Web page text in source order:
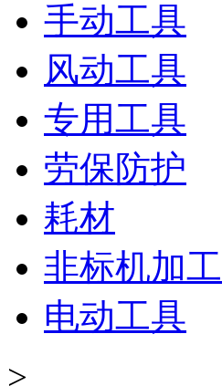
手动工具
风动工具
专用工具
劳保防护
耗材
非标机加工
电动工具
>